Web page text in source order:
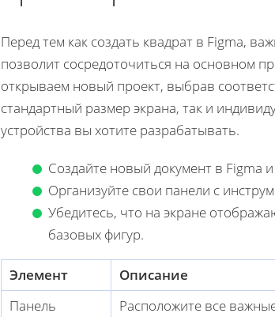
Перед тем как создать квадрат в Figma,
позволит сосредоточиться на основном
открываем новый проект, выбрав
стандартный размер экрана, так и
устройства вы хотите разрабатывать.
Создайте новый документ в Figma
Организуйте свои панели с
Убедитесь, что на экране
базовых фигур.
Элемент
Описание
Панель
Расположите все